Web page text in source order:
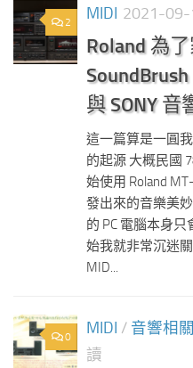
2 MIDI 2021-09-
Roland 為
與 SONY 音
這一篇算是一圓
的起源 大概民國
始使用 Roland
發出來的音樂美
的 PC 電腦本身
始我就非常沉迷
MID...
0 MIDI / 音響相關
讀